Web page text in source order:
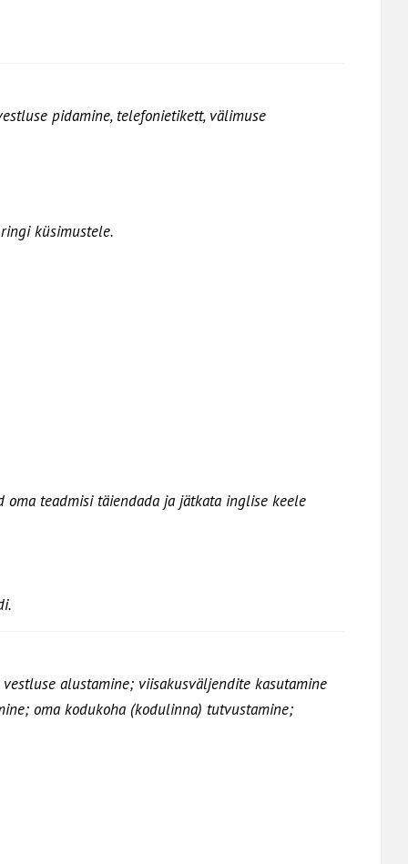
pidamine, telefonietikett, välimuse
küsimustele.
oma teadmisi täiendada ja jätkata inglise keele
alustamine; viisakusväljendite kasutamine
oma kodukoha (kodulinna) tutvustamine;